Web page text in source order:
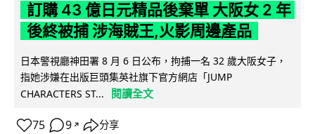
訂購 43 億日元精品後棄單 大阪女 2 年
後終被捕 涉海賊王,火影周邊產品
日本警視廳神田署 8 月 6 日公布，拘捕一名 32 歲大阪女子，
指她涉嫌在出版巨頭集英社旗下官方網店「JUMP
CHARACTERS ST...
閱讀全文
75 9 ↗ 分享